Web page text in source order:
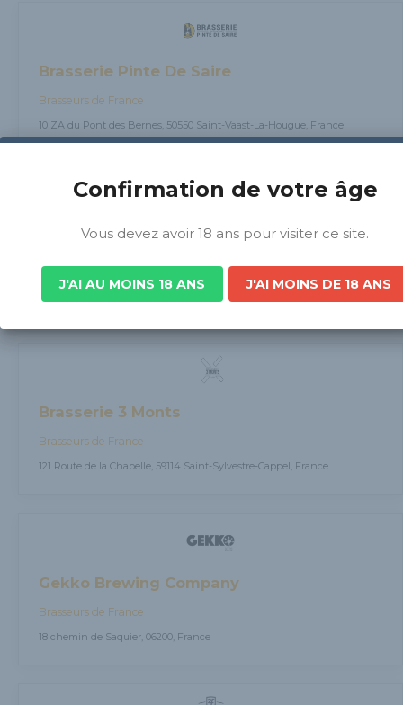
Brasserie Pinte De Saire
Brasseurs de France
10 ZA du Pont des Bernes, 50550 Saint-Vaast-La-Hougue, France
Brasserie de Sutter
Brasseurs de France
Brasserie 3 Monts
Brasseurs de France
121 Route de la Chapelle, 59114 Saint-Sylvestre-Cappel, France
Gekko Brewing Company
Brasseurs de France
18 chemin de Saquier, 06200, France
Confirmation de votre âge
Vous devez avoir 18 ans pour visiter ce site.
J'AI AU MOINS 18 ANS J'AI MOINS DE 18 ANS